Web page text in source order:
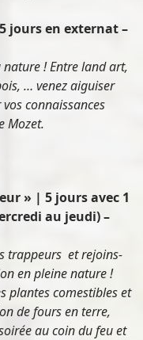
jours en externat –
nature ! Entre land art,
… venez aiguiser
connaissances
Mozet.
» | 5 jours avec 1
au jeudi) –
trappeurs et rejoins-
en pleine nature !
plantes comestibles et
de fours en terre,
au coin du feu et